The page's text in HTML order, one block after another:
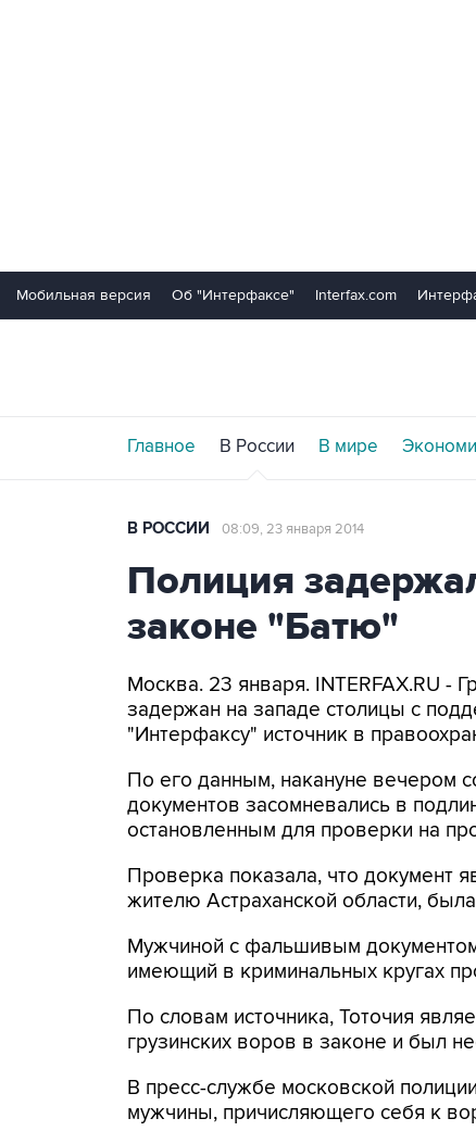
Мобильная версия Об "Интерфаксе" Interfax.com
Главное В России В мире
В РОССИИ 08:09, 23 января 2014
Полиция
законе "Батю"
Москва. 23 января. INTERFAX.RU -
задержан на западе столицы с
"Интерфаксу" источник в
По его данным, накануне вечером
документов засомневались в
остановленным для проверки на
Проверка показала, что документ
жителю Астраханской области,
Мужчиной с фальшивым
имеющий в криминальных кругах
По словам источника, Тоточия
грузинских воров в законе и был
В пресс-службе московской
мужчины, причисляющего себя к